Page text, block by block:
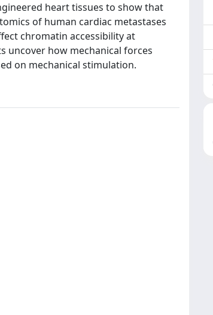
heart tissues to show that
of human cardiac metastases
chromatin accessibility at
uncover how mechanical forces
on mechanical stimulation.